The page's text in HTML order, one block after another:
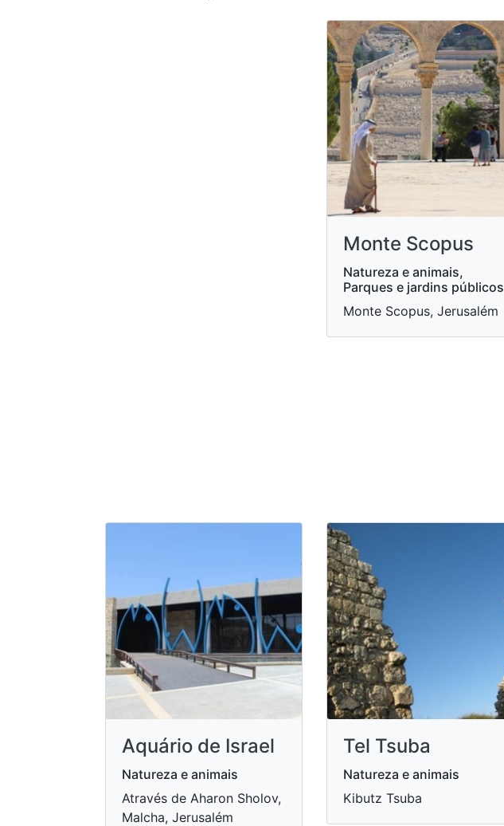
Monte Scopus
Natureza e animais,
Parques e jardins públicos
Monte Scopus, Jerusalém
Aquário de Israel
Natureza e animais
Através de Aharon Sholov,
Malcha, Jerusalém
Tel Tsuba
Natureza e animais
Kibutz Tsuba